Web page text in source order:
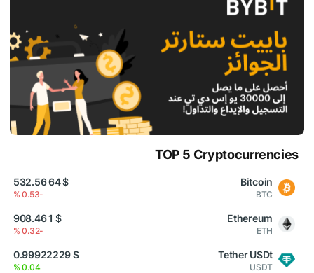
TOP 5 Cryptocurrencies
Bitcoin
BTC
$ 64 532.56
-0.53 %
Ethereum
ETH
$ 1 908.46
-0.32 %
Tether USDt
USDT
$ 0.99922229
0.04 %